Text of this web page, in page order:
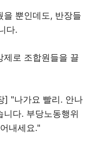
을 뿐인데도, 반장들
다.
제로 조합원들을 끌
] "나가요 빨리. 안나
다. 부당노동행위
내세요."